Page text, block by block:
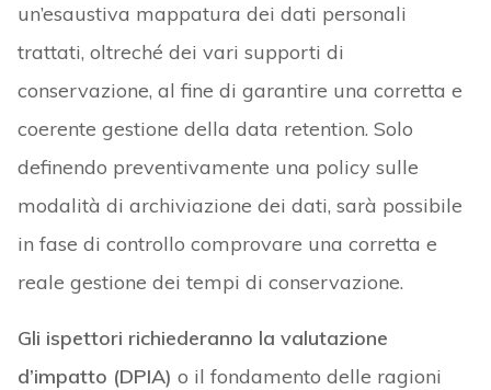
un’esaustiva mappatura dei dati personali
trattati, oltreché dei vari supporti di
conservazione, al fine di garantire una corretta e
coerente gestione della data retention. Solo
definendo preventivamente una policy sulle
modalità di archiviazione dei dati, sarà possibile
in fase di controllo comprovare una corretta e
reale gestione dei tempi di conservazione.
Gli ispettori richiederanno la valutazione
d’impatto (DPIA) o il fondamento delle ragioni